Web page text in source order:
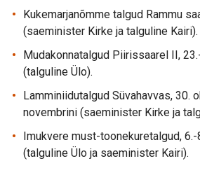
Kukemarjanõmme talgud Rammu
(saeminister Kirke ja talguline Kairi).
Mudakonnatalgud Piirissaarel II,
(talguline Ülo).
Lamminiidutalgud Süvahavvas, 30.
novembrini (saeminister Kirke ja
Imukvere must-toonekuretalgud,
(talguline Ülo ja saeminister Kairi).